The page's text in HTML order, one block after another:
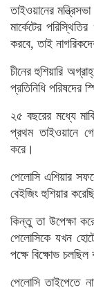
তাইওয়ানের
মার্কেটের
করবে, তাই
চীনের হুশিয়ারি
প্রতিনিধি পরিষদের
২৫ বছরের মধ্যে
প্রথম তাইওয়ানে
করে।
পেলোসি এশিয়ার
বেইজিং হুশিয়ার
কিন্তু তা উপেক্ষা
পেলোসিকে যখন
পক্ষে বিক্ষোভ চলছিল
পেলোসি তাইপেতে